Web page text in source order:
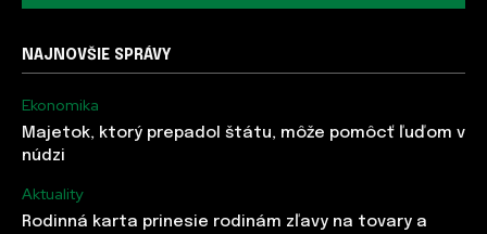
NAJNOVŠIE SPRÁVY
Ekonomika
Majetok, ktorý prepadol štátu, môže pomôcť ľuďom v
núdzi
Aktuality
Rodinná karta prinesie rodinám zľavy na tovary a